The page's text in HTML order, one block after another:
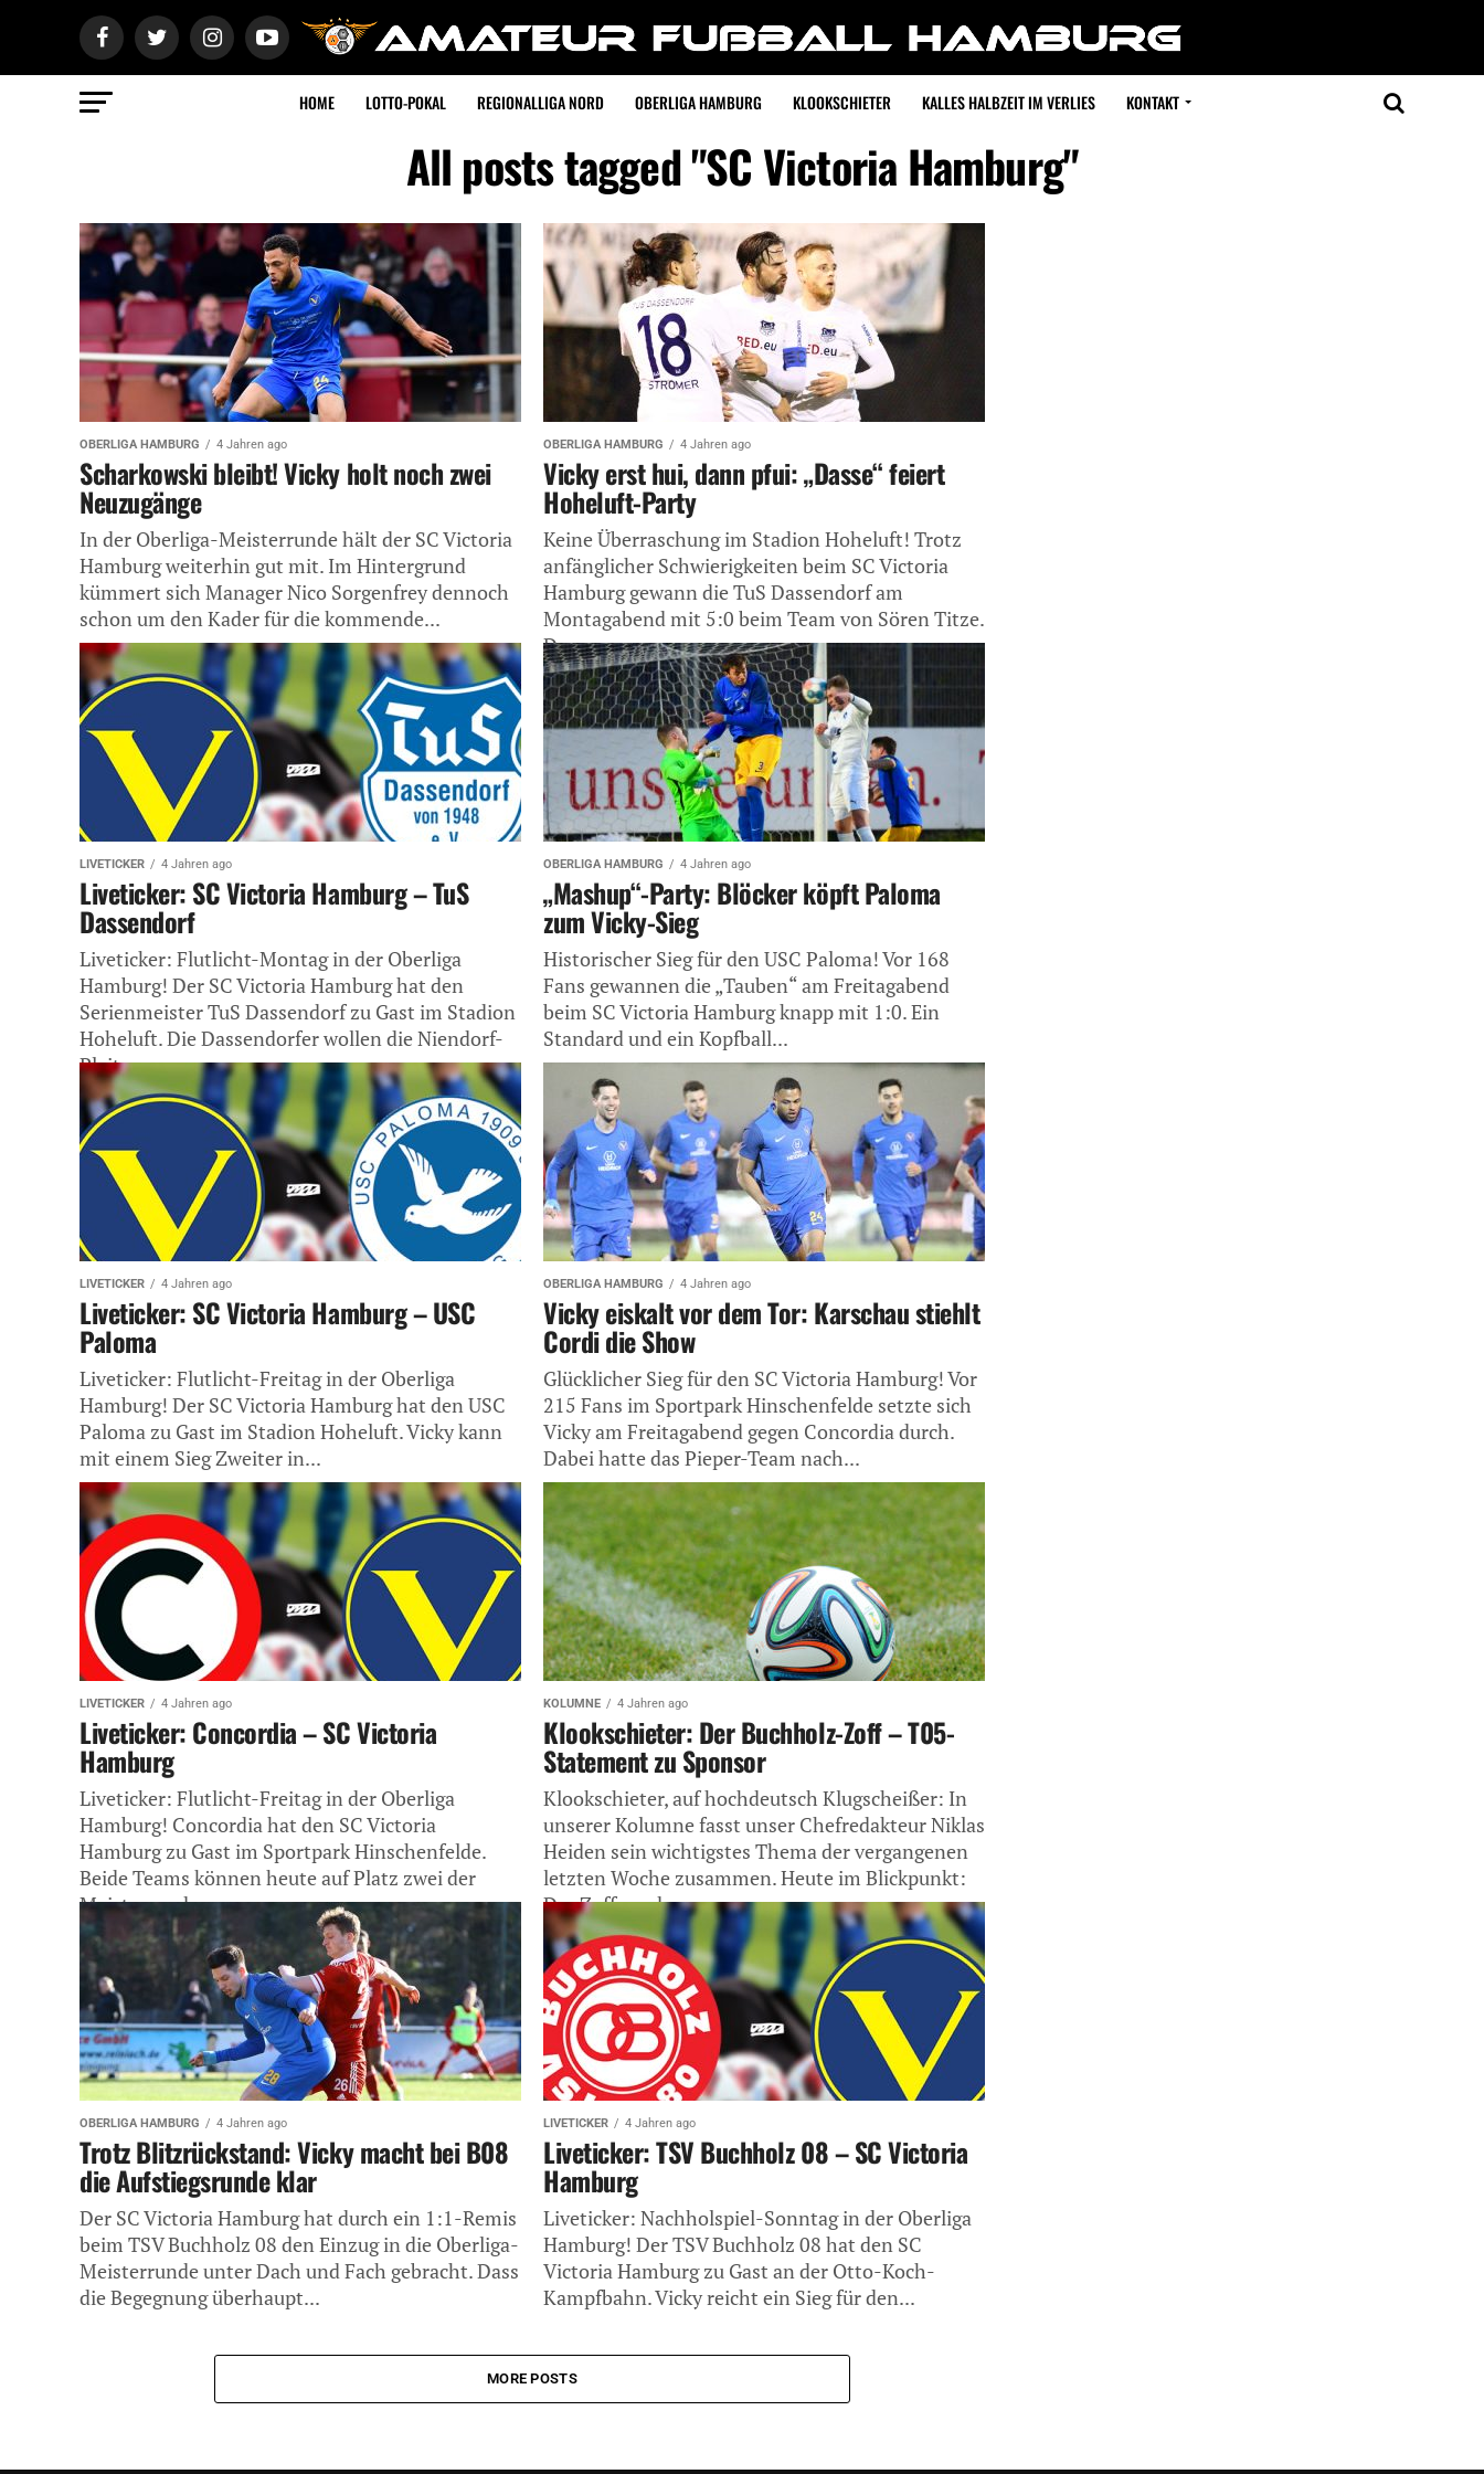
HOME LOTTO-POKAL REGIONALLIGA NORD OBERLIGA HAMBURG KLOOKSCHIETER KALLES HALBZEIT IM VERLIES KONTAKT
All posts tagged "SC Victoria Hamburg"
OBERLIGA HAMBURG 4 Jahren ago
Scharkowski bleibt! Vicky holt noch zwei
Neuzugänge
In der Oberliga-Meisterrunde hält der SC Victoria
Hamburg weiterhin gut mit. Im Hintergrund
kümmert sich Manager Nico Sorgenfrey dennoch
schon um den Kader für die kommende...
OBERLIGA HAMBURG 4 Jahren ago
Vicky erst hui, dann pfui: „Dasse“ feiert
Hoheluft-Party
Keine Überraschung im Stadion Hoheluft! Trotz
anfänglicher Schwierigkeiten beim SC Victoria
Hamburg gewann die TuS Dassendorf am
Montagabend mit 5:0 beim Team von Sören Titze.
Der...
LIVETICKER 4 Jahren ago
Liveticker: SC Victoria Hamburg – TuS
Dassendorf
Liveticker: Flutlicht-Montag in der Oberliga
Hamburg! Der SC Victoria Hamburg hat den
Serienmeister TuS Dassendorf zu Gast im Stadion
Hoheluft. Die Dassendorfer wollen die Niendorf-
Pleite vergessen...
OBERLIGA HAMBURG 4 Jahren ago
„Mashup“-Party: Blöcker köpft Paloma
zum Vicky-Sieg
Historischer Sieg für den USC Paloma! Vor 168
Fans gewannen die „Tauben“ am Freitagabend
beim SC Victoria Hamburg knapp mit 1:0. Ein
Standard und ein Kopfball...
LIVETICKER 4 Jahren ago
Liveticker: SC Victoria Hamburg – USC
Paloma
Liveticker: Flutlicht-Freitag in der Oberliga
Hamburg! Der SC Victoria Hamburg hat den USC
Paloma zu Gast im Stadion Hoheluft. Vicky kann
mit einem Sieg Zweiter in...
OBERLIGA HAMBURG 4 Jahren ago
Vicky eiskalt vor dem Tor: Karschau stiehlt
Cordi die Show
Glücklicher Sieg für den SC Victoria Hamburg! Vor
215 Fans im Sportpark Hinschenfelde setzte sich
Vicky am Freitagabend gegen Concordia durch.
Dabei hatte das Pieper-Team nach...
LIVETICKER 4 Jahren ago
Liveticker: Concordia – SC Victoria
Hamburg
Liveticker: Flutlicht-Freitag in der Oberliga
Hamburg! Concordia hat den SC Victoria
Hamburg zu Gast im Sportpark Hinschenfelde.
Beide Teams können heute auf Platz zwei der
Meisterrunde...
KOLUMNE 4 Jahren ago
Klookschieter: Der Buchholz-Zoff – T05-
Statement zu Sponsor
Klookschieter, auf hochdeutsch Klugscheißer: In
unserer Kolumne fasst unser Chefredakteur Niklas
Heiden sein wichtigstes Thema der vergangenen
letzten Woche zusammen. Heute im Blickpunkt:
Der Zoff rund...
OBERLIGA HAMBURG 4 Jahren ago
Trotz Blitzrückstand: Vicky macht bei B08
die Aufstiegsrunde klar
Der SC Victoria Hamburg hat durch ein 1:1-Remis
beim TSV Buchholz 08 den Einzug in die Oberliga-
Meisterrunde unter Dach und Fach gebracht. Dass
die Begegnung überhaupt...
LIVETICKER 4 Jahren ago
Liveticker: TSV Buchholz 08 – SC Victoria
Hamburg
Liveticker: Nachholspiel-Sonntag in der Oberliga
Hamburg! Der TSV Buchholz 08 hat den SC
Victoria Hamburg zu Gast an der Otto-Koch-
Kampfbahn. Vicky reicht ein Sieg für den...
MORE POSTS